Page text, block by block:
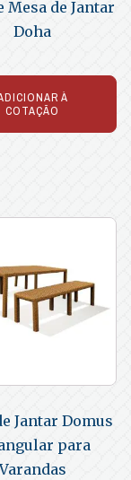
Mesa de Jantar
Doha
À
COTAÇÃO
Jantar Domus
para